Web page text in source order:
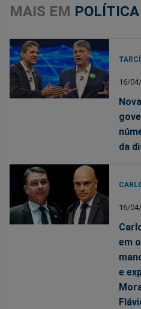
MAIS EM POLÍTICA
16/
da
16/
em
e